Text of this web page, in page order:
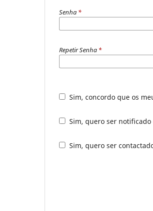
Senha *
Repetir Senha *
Sim, concordo que os
Sim, quero ser
Sim, quero ser